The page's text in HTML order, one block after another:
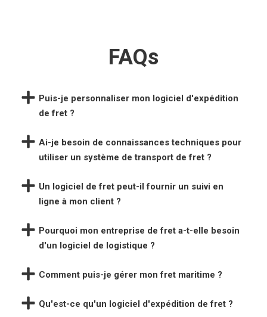
FAQs
Puis-je personnaliser mon logiciel d'expédition
de fret ?
Ai-je besoin de connaissances techniques pour
utiliser un système de transport de fret ?
Un logiciel de fret peut-il fournir un suivi en
ligne à mon client ?
Pourquoi mon entreprise de fret a-t-elle besoin
d'un logiciel de logistique ?
Comment puis-je gérer mon fret maritime ?
Qu'est-ce qu'un logiciel d'expédition de fret ?